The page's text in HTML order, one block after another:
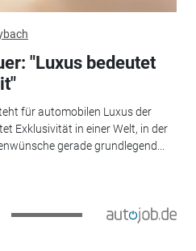
"Luxus bedeutet
für automobilen Luxus der
Exklusivität in einer Welt, in der
gerade grundlegend...